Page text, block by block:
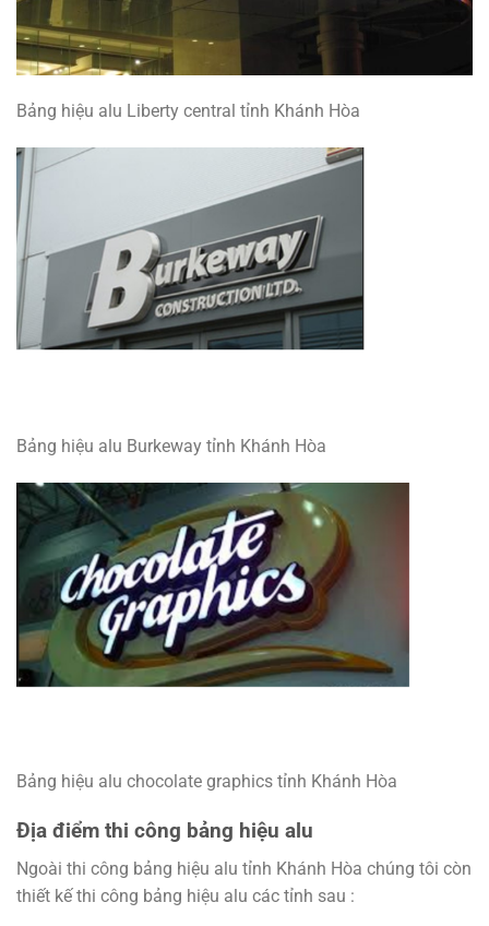
Bảng hiệu alu Liberty central tỉnh Khánh Hòa
Bảng hiệu alu Burkeway tỉnh Khánh Hòa
Bảng hiệu alu chocolate graphics tỉnh Khánh Hòa
Địa điểm thi công bảng hiệu alu
Ngoài thi công bảng hiệu alu tỉnh Khánh Hòa chúng tôi còn
thiết kế thi công bảng hiệu alu các tỉnh sau :